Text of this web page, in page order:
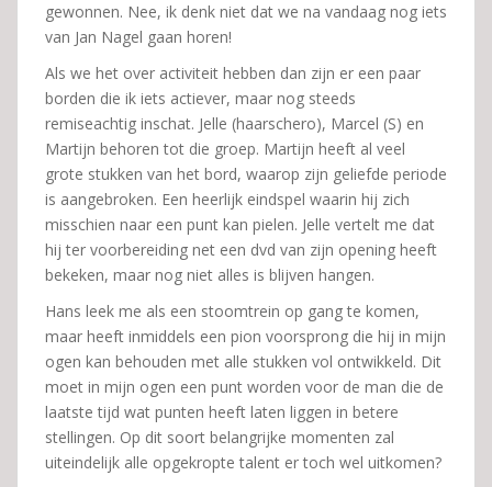
gewonnen. Nee, ik denk niet dat we na vandaag nog iets
van Jan Nagel gaan horen!
Als we het over activiteit hebben dan zijn er een paar
borden die ik iets actiever, maar nog steeds
remiseachtig inschat. Jelle (haarschero), Marcel (S) en
Martijn behoren tot die groep. Martijn heeft al veel
grote stukken van het bord, waarop zijn geliefde periode
is aangebroken. Een heerlijk eindspel waarin hij zich
misschien naar een punt kan pielen. Jelle vertelt me dat
hij ter voorbereiding net een dvd van zijn opening heeft
bekeken, maar nog niet alles is blijven hangen.
Hans leek me als een stoomtrein op gang te komen,
maar heeft inmiddels een pion voorsprong die hij in mijn
ogen kan behouden met alle stukken vol ontwikkeld. Dit
moet in mijn ogen een punt worden voor de man die de
laatste tijd wat punten heeft laten liggen in betere
stellingen. Op dit soort belangrijke momenten zal
uiteindelijk alle opgekropte talent er toch wel uitkomen?